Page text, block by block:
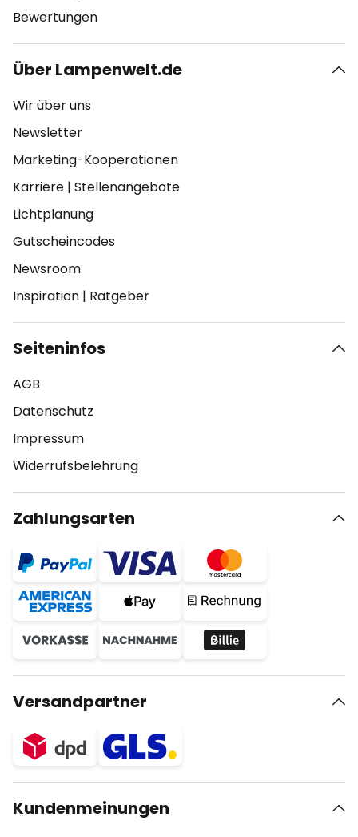
Bewertungen
Über Lampenwelt.de
Wir über uns
Newsletter
Marketing-Kooperationen
Karriere | Stellenangebote
Lichtplanung
Gutscheincodes
Newsroom
Inspiration | Ratgeber
Seiteninfos
AGB
Datenschutz
Impressum
Widerrufsbelehrung
Zahlungsarten
Versandpartner
Kundenmeinungen